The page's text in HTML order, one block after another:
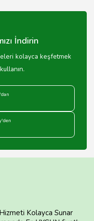
İndirin
kolayca keşfetmek
Hizmeti Kolayca Sunar